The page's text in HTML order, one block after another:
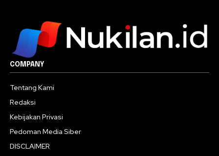
COMPANY
Tentang Kami
Redaksi
Kebijakan Privasi
Pedoman Media Siber
DISCLAIMER